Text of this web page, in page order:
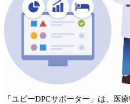
「ユビーDPCサポーター」は、医